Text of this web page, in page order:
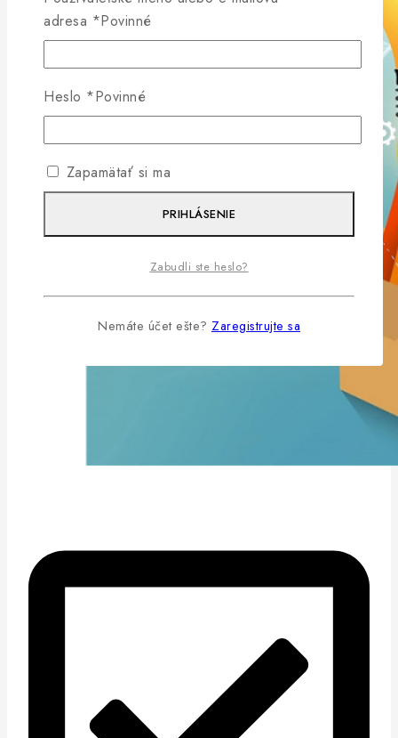
adresa *Povinné
Heslo *Povinné
Zapamätať si ma
PRIHLÁSENIE
Zabudli ste heslo?
Nemáte účet ešte? Zaregistrujte sa